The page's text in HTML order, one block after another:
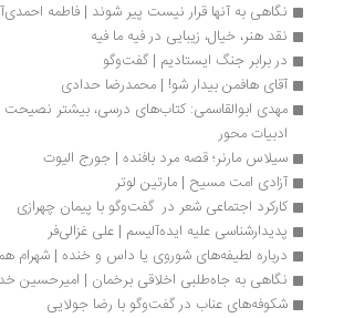
نگاهی به آنها قرار نیست پیر شوند | فاطمه احمدی‌آذر
نقد هنر، خیال، زیبایی در فیه ما فیه
در برابر جنگ ایستادیم | گفت‌وگو
آقای هافمن بیدار شو! | محمدرضا حدادی
ادبیات محور
سیلاس مارنر؛ قصه مرد بافنده | جورج الیوت
آزادی امت مسیح | مارتین لوتر
کارکرد اجتماعی شعر در  گفت‌وگو با پیمان چهرازی
پدیدارشناسی علیه ایده‌آلیسم | علی غزالی‌فر
درباره لطیفه‌‌‌‌‌‌های شوروی یا داس و خنده | شهرام همت زاده
نگاهی به جاه‌طلبی اخلاقی برخمان | امیرحسین خداپرست
شکوفه‌های عناب در گفت‌وگو با رضا جولایی